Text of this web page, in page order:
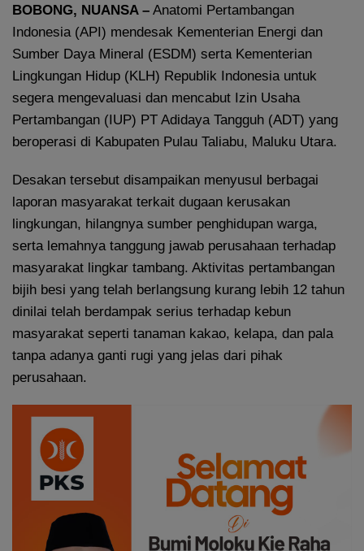
BOBONG, NUANSA – Anatomi Pertambangan
Indonesia (API) mendesak Kementerian Energi dan
Sumber Daya Mineral (ESDM) serta Kementerian
Lingkungan Hidup (KLH) Republik Indonesia untuk
segera mengevaluasi dan mencabut Izin Usaha
Pertambangan (IUP) PT Adidaya Tangguh (ADT) yang
beroperasi di Kabupaten Pulau Taliabu, Maluku Utara.
Desakan tersebut disampaikan menyusul berbagai
laporan masyarakat terkait dugaan kerusakan
lingkungan, hilangnya sumber penghidupan warga,
serta lemahnya tanggung jawab perusahaan terhadap
masyarakat lingkar tambang. Aktivitas pertambangan
bijih besi yang telah berlangsung kurang lebih 12 tahun
dinilai telah berdampak serius terhadap kebun
masyarakat seperti tanaman kakao, kelapa, dan pala
tanpa adanya ganti rugi yang jelas dari pihak
perusahaan.